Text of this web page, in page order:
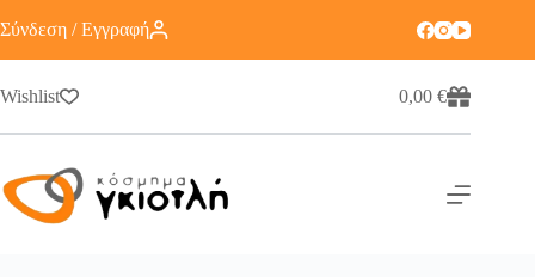
Σύνδεση / Εγγραφή
Wishlist 0,00€